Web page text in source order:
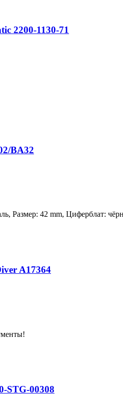
2200-1130-71
BA32
Размер: 42 mm, Циферблат:
A17364
STG-00308